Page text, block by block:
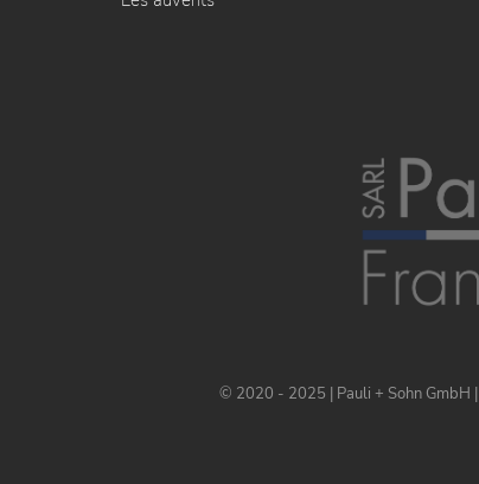
© 2020 - 2025 | Pauli + Sohn GmbH |